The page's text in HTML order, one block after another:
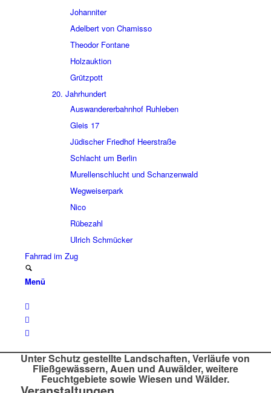
Johan­ni­ter
Adel­bert von Chamisso
Theo­dor Fontane
Holz­auk­tion
Grütz­pott
20. Jahr­hun­dert
Auswan­de­rer­bahn­hof Ruhle­ben
Gleis 17
Jüdi­scher Fried­hof Heer­straße
Schlacht um Berlin
Murel­len­schlucht und Schan­zen­wald
Wegwei­ser­park
Nico
Rübe­zahl
Ulrich Schmücker
Fahr­rad im Zug
Menü
Unter Schutz gestellte Land­schaf­ten, Verläufe von
Fließ­ge­wäs­sern, Auen und Auwäl­der, weitere
Feucht­ge­biete sowie Wiesen und Wälder.